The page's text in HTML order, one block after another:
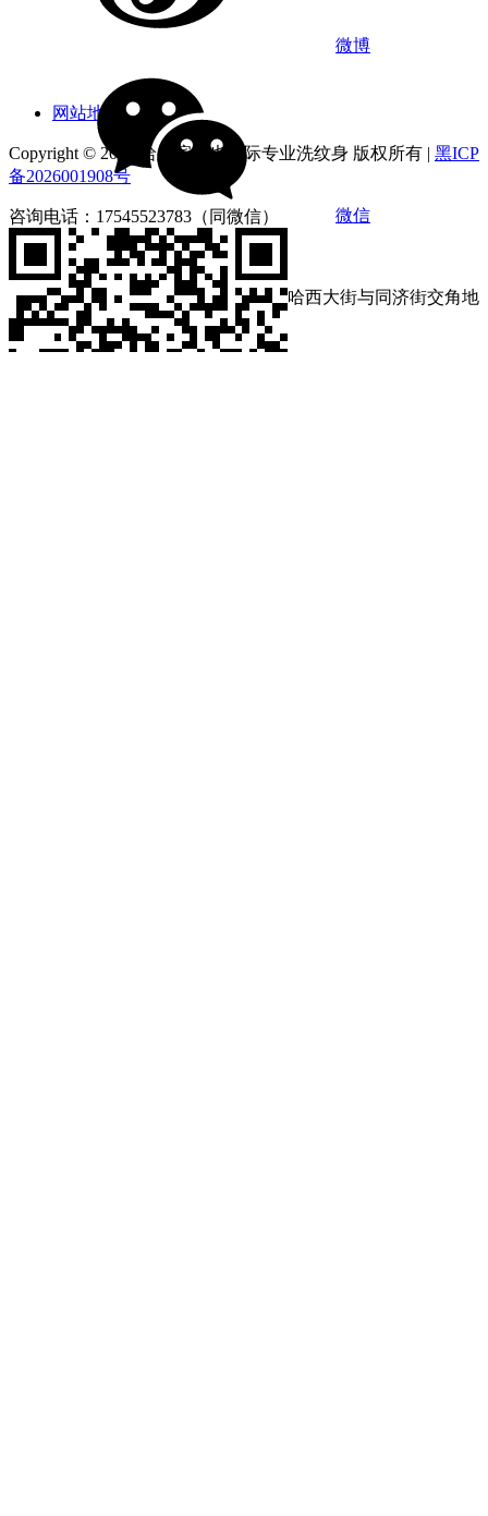
网站地图
Copyright © 2026 哈尔滨俪也国际专业洗纹身 版权所有 | 黑ICP
备2026001908号
咨询电话：17545523783（同微信）
营业时间：9:00-18:00
店铺地址：黑龙江省哈尔滨市南岗区哈西大街与同济街交角地
段第loft4栋1212号